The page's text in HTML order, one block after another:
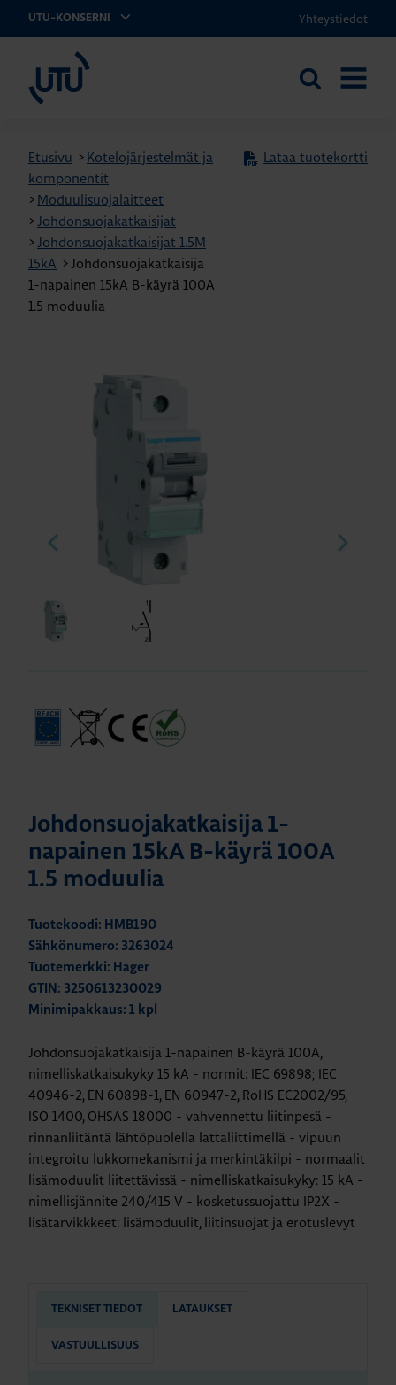
UTU-KONSERNI Yhteystiedot
Etsi
Etusivu > Kotelojärjestelmät ja
komponentit
> Moduulisuojalaitteet
>Johdonsuojakatkaisijat
>Johdonsuojakatkaisijat 1.5M
15kA >Johdonsuojakatkaisija
1-napainen 15kA B-käyrä 100A
1.5 moduulia
Lataa tuotekortti
Johdonsuojakatkaisija 1-
napainen 15kA B-käyrä 100A
1.5 moduulia
Tuotekoodi: HMB190
Sähkönumero: 3263024
Tuotemerkki: Hager
GTIN: 3250613230029
Minimipakkaus: 1 kpl
Johdonsuojakatkaisija 1-napainen B-käyrä 100A,
nimelliskatkaisukyky 15 kA - normit: IEC 69898; IEC
40946-2, EN 60898-1, EN 60947-2, RoHS EC2002/95,
ISO 1400, OHSAS 18000 - vahvennettu liitinpesä -
rinnanliitäntä lähtöpuolella lattaliittimellä - vipuun
integroitu lukkomekanismi ja merkintäkilpi - normaalit
lisämoduulit liitettävissä - nimelliskatkaisukyky: 15 kA -
nimellisjännite 240/415 V - kosketussuojattu IP2X -
lisätarvikkkeet: lisämoduulit, liitinsuojat ja erotuslevyt
TEKNISET TIEDOT LATAUKSET
VASTUULLISUUS